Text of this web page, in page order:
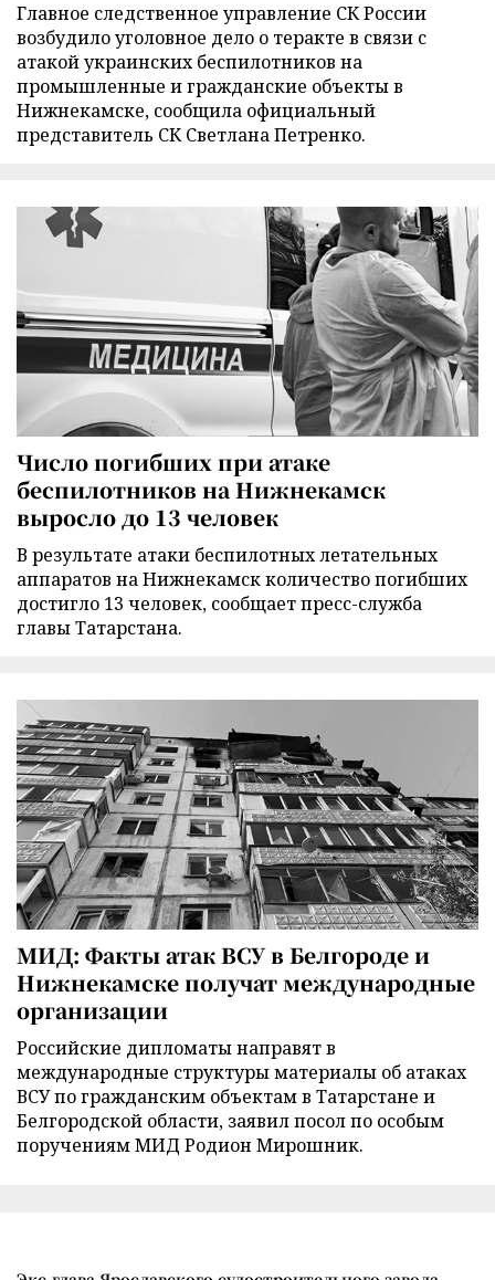
Главное следственное управление СК России
возбудило уголовное дело о теракте в связи с
атакой украинских беспилотников на
промышленные и гражданские объекты в
Нижнекамске, сообщила официальный
представитель СК Светлана Петренко.
Число погибших при атаке
беспилотников на Нижнекамск
выросло до 13 человек
В результате атаки беспилотных летательных
аппаратов на Нижнекамск количество погибших
достигло 13 человек, сообщает пресс-служба
главы Татарстана.
МИД: Факты атак ВСУ в Белгороде и
Нижнекамске получат международные
организации
Российские дипломаты направят в
международные структуры материалы об атаках
ВСУ по гражданским объектам в Татарстане и
Белгородской области, заявил посол по особым
поручениям МИД Родион Мирошник.